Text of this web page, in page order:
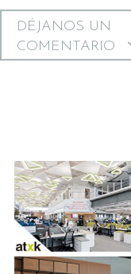
DÉJANOS UN
COMENTARIO